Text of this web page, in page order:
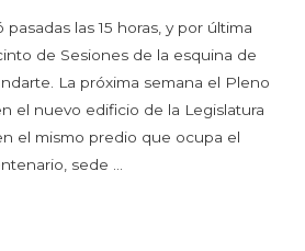
las 15 horas, y por última
de Sesiones de la esquina de
La próxima semana el Pleno
el nuevo edificio de la Legislatura
el mismo predio que ocupa el
sede …